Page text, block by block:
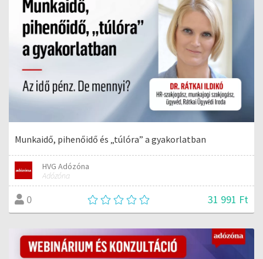
Munkaidő, pihenőidő és „túlóra” a gyakorlatban
HVG Adózóna
Adózóna
0 31 991 Ft